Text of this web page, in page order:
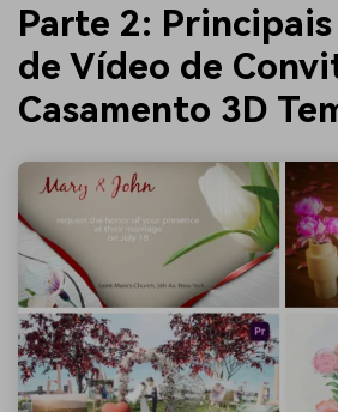
Parte 2:
de Vídeo de
Casamento 3D